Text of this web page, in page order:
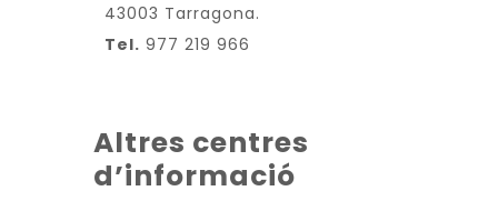
43003 Tarragona.
Tel. 977 219 966
Altres centres
d’informació